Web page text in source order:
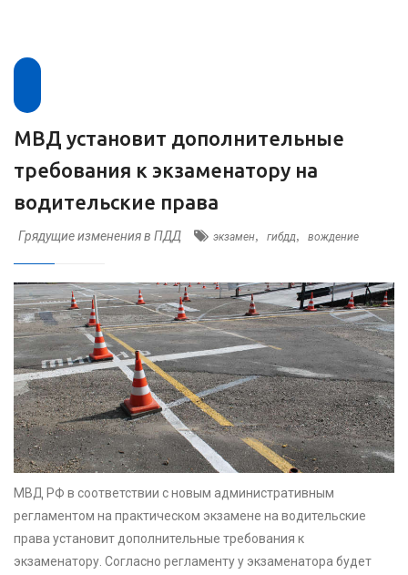
МВД установит дополнительные
требования к экзаменатору на
водительские права
Грядущие изменения в ПДД экзамен гибдд вождение
МВД РФ в соответствии с новым административным
регламентом на практическом экзамене на водительские
права установит дополнительные требования к
экзаменатору. Согласно регламенту у экзаменатора будет